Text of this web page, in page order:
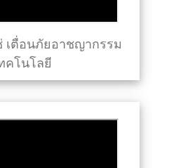
เตื่อนภัยอาชญากรรม
คโนโลยี